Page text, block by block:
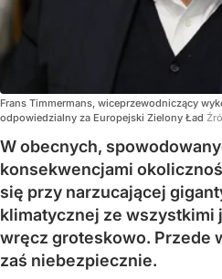
Frans Timmermans, wiceprzewodniczący
odpowiedzialny za Europejski Zielony Ład
W obecnych,
konsekwencjami
się przy narzucającej
klimatycznej ze wszystkimi
wręcz groteskowo. Przede
zaś niebezpiecznie.